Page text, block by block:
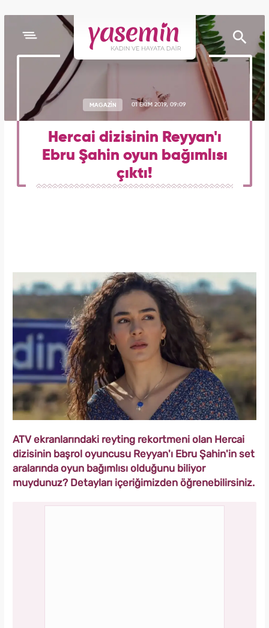
MAGAZİN 01 EKİM 2019, 09:09
Hercai dizisinin Reyyan'ı
Ebru Şahin oyun bağımlısı
çıktı!
ATV ekranlarındaki reyting rekortmeni olan Hercai
dizisinin başrol oyuncusu Reyyan'ı Ebru Şahin'in set
aralarında oyun bağımlısı olduğunu biliyor
muydunuz? Detayları içeriğimizden öğrenebilirsiniz.